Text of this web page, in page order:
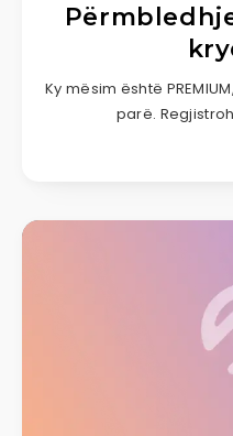
Ky mësim është
parë.